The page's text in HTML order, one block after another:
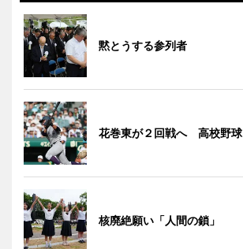
黙とうする参列者
花巻東が２回戦へ 高校野球
核廃絶願い「人間の鎖」